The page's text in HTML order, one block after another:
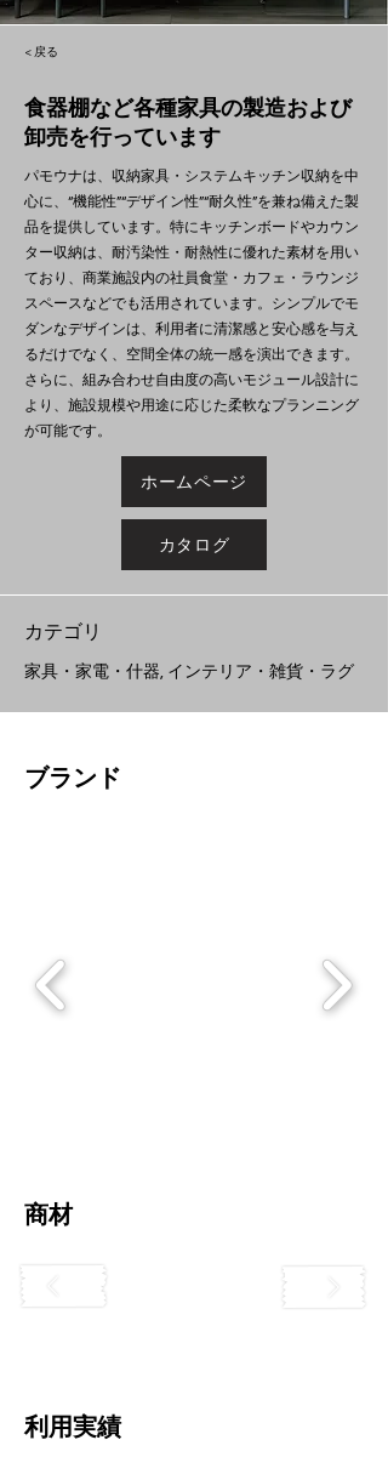
< 戻る
食器棚など各種家具の製造および
卸売を行っています
パモウナは、収納家具・システムキッチン収納を中
心に、“機能性”“デザイン性”“耐久性”を兼ね備えた製
品を提供しています。特にキッチンボードやカウン
ター収納は、耐汚染性・耐熱性に優れた素材を用い
ており、商業施設内の社員食堂・カフェ・ラウンジ
スペースなどでも活用されています。シンプルでモ
ダンなデザインは、利用者に清潔感と安心感を与え
るだけでなく、空間全体の統一感を演出できます。
さらに、組み合わせ自由度の高いモジュール設計に
より、施設規模や用途に応じた柔軟なプランニング
が可能です。
ホームページ
カタログ
​カテゴリ
家具・家電・什器, インテリア・雑貨・ラグ
ブランド
​商材
利用実績